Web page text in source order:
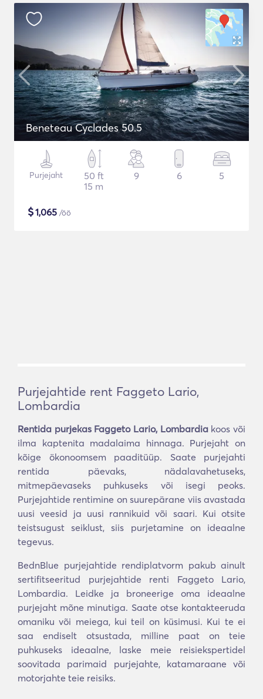
Beneteau Cyclades 50.5
Purjejaht
50 ft
15 m
9 6 5
$1,065 /öö
Purjejahtide rent Faggeto Lario,
Lombardia
Rentida purjekas Faggeto Lario, Lombardiakoos või
ilma kaptenita madalaima hinnaga. Purjejaht on
kõige ökonoomsem paaditüüp. Saate purjejahti
rentida päevaks, nädalavahetuseks,
mitmepäevaseks puhkuseks või isegi peoks.
Purjejahtide rentimine on suurepärane viis avastada
uusi veesid ja uusi rannikuid või saari. Kui otsite
teistsugust seiklust, siis purjetamine on ideaalne
tegevus.
BednBlue purjejahtide rendiplatvorm pakub ainult
sertifitseeritud purjejahtide renti Faggeto Lario,
Lombardia. Leidke ja broneerige oma ideaalne
purjejaht mõne minutiga. Saate otse kontakteeruda
omaniku või meiega, kui teil on küsimusi. Kui te ei
saa endiselt otsustada, milline paat on teie
puhkuseks ideaalne, laske meie reisiekspertidel
soovitada parimaid purjejahte, katamaraane või
motorjahte teie reisiks.